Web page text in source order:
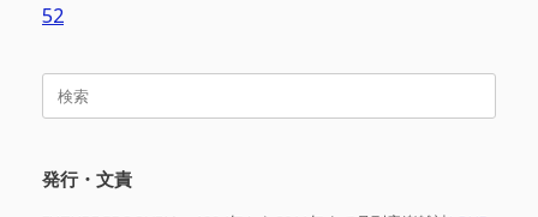
52
検
発行・文責